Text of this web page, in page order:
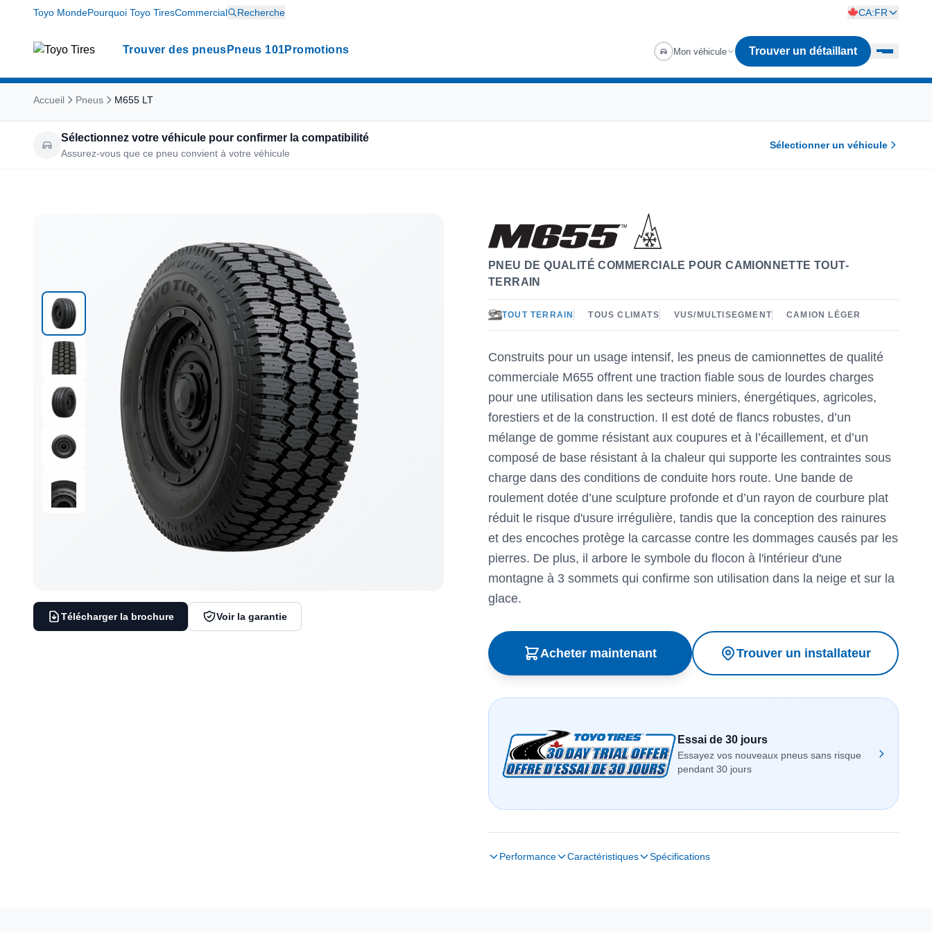
Toyo MondePourquoi Toyo TiresCommercial Recherche CA:FR
Trouver des pneus Pneus 101Promotions Mon véhicule Trouver un détaillant
Accueil Pneus M655 LT
Sélectionnez votre véhicule pour confirmer la compatibilité
Assurez-vous que ce pneu convient à votre véhicule
Sélectionner un véhicule
Télécharger la brochure Voir la garantie
PNEU DE QUALITÉ COMMERCIALE POUR CAMIONNETTE TOUT-
TERRAIN
TOUT TERRAIN TOUS CLIMATS VUS/MULTISEGMENT CAMION LÉGER
Construits pour un usage intensif, les pneus de camionnettes de qualité
commerciale M655 offrent une traction fiable sous de lourdes charges
pour une utilisation dans les secteurs miniers, énergétiques, agricoles,
forestiers et de la construction. Il est doté de flancs robustes, d’un
mélange de gomme résistant aux coupures et à l’écaillement, et d’un
composé de base résistant à la chaleur qui supporte les contraintes sous
charge dans des conditions de conduite hors route. Une bande de
roulement dotée d’une sculpture profonde et d’un rayon de courbure plat
réduit le risque d'usure irrégulière, tandis que la conception des rainures
et des encoches protège la carcasse contre les dommages causés par les
pierres. De plus, il arbore le symbole du flocon à l'intérieur d'une
montagne à 3 sommets qui confirme son utilisation dans la neige et sur la
glace.
Acheter maintenant Trouver un installateur
Essai de 30 jours
Essayez vos nouveaux pneus sans risque
pendant 30 jours
Performance Caractéristiques Spécifications